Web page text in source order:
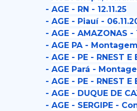
-AGE - RN - 12.11.25
-AGE - Piauí -
-AGE - AMAZONAS -
-AGE PA -
-AGE - PE - RNEST
-AGE Pará -
-AGE - PE - RNEST
-AGE - DUQUE DE
-AGE - SERGIPE -